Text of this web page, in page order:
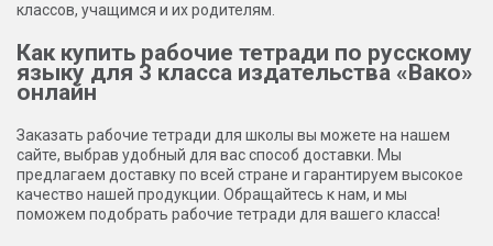
классов, учащимся и их родителям.
Как купить рабочие тетради по русскому
языку для 3 класса издательства «Вако»
онлайн
Заказать рабочие тетради для школы вы можете на нашем
сайте, выбрав удобный для вас способ доставки. Мы
предлагаем доставку по всей стране и гарантируем высокое
качество нашей продукции. Обращайтесь к нам, и мы
поможем подобрать рабочие тетради для вашего класса!